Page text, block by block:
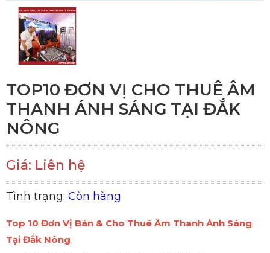
TOP10 ĐƠN VỊ CHO THUÊ ÂM
THANH ÁNH SÁNG TẠI ĐẮK
NÔNG
Giá: Liên hệ
Tình trạng: Còn hàng
Top 10 Đơn Vị Bán & Cho Thuê Âm Thanh Ánh Sáng
Tại Đắk Nông